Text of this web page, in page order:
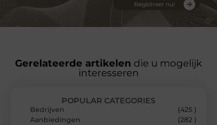
Registreer nu!
Gerelateerde artikelen die u mogelijk
interesseren
POPULAR CATEGORIES
Bedrijven
(425 )
Aanbiedingen
(282 )